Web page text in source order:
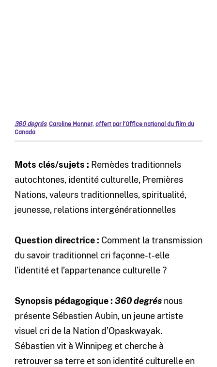
360 degrés, Caroline Monnet,offert par l’Office national du film du
Canada
Mots clés/sujets : Remèdes traditionnels
autochtones, identité culturelle, Premières
Nations, valeurs traditionnelles, spiritualité,
jeunesse, relations intergénérationnelles
Question directrice : Comment la transmission
du savoir traditionnel cri façonne-t-elle
l’identité et l’appartenance culturelle ?
Synopsis pédagogique : 360 degrésnous
présente Sébastien Aubin, un jeune artiste
visuel cri de la Nation d’Opaskwayak.
Sébastien vit à Winnipeg et cherche à
retrouver sa terre et son identité culturelle en